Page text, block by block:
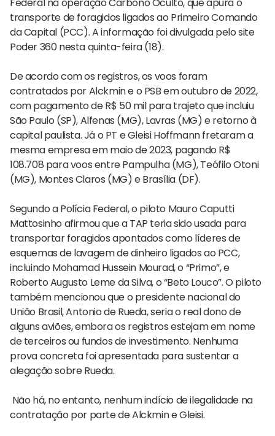
transporte de foragidos ligados ao Primeiro Comando
da Capital (PCC). A informação foi divulgada pelo site
Poder 360 nesta quinta-feira (18).
De acordo com os registros, os voos foram
contratados por Alckmin e o PSB em outubro de 2022,
com pagamento de R$ 50 mil para trajeto que incluiu
São Paulo (SP), Alfenas (MG), Lavras (MG) e retorno à
capital paulista. Já o PT e Gleisi Hoffmann fretaram a
mesma empresa em maio de 2023, pagando R$
108.708 para voos entre Pampulha (MG), Teófilo Otoni
(MG), Montes Claros (MG) e Brasília (DF).
Segundo a Polícia Federal, o piloto Mauro Caputti
Mattosinho afirmou que a TAP teria sido usada para
transportar foragidos apontados como líderes de
esquemas de lavagem de dinheiro ligados ao PCC,
incluindo Mohamad Hussein Mourad, o “Primo”, e
Roberto Augusto Leme da Silva, o “Beto Louco”. O piloto
também mencionou que o presidente nacional do
União Brasil, Antonio de Rueda, seria o real dono de
alguns aviões, embora os registros estejam em nome
de terceiros ou fundos de investimento. Nenhuma
prova concreta foi apresentada para sustentar a
alegação sobre Rueda.
Não há, no entanto, nenhum indício de ilegalidade na
contratação por parte de Alckmin e Gleisi.